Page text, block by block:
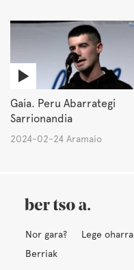
Gaia. Peru Abarrategi
Sarrionandia
2024-02-24 Aramaio
Nor gara? Lege oharra
Berriak